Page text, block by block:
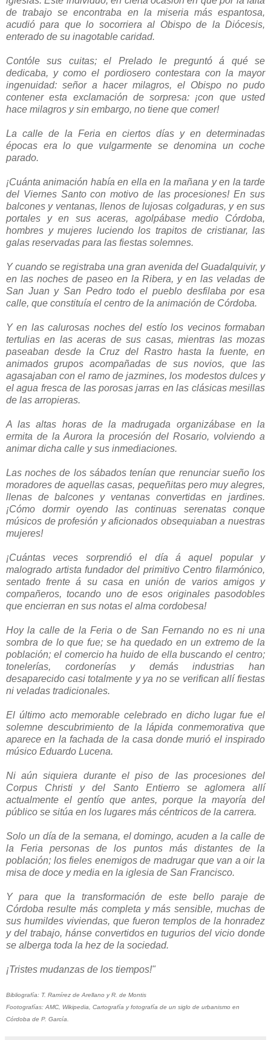
de trabajo se encontraba en la miseria más espantosa,
acudió para que lo socorriera al Obispo de la Diócesis,
enterado de su inagotable caridad.
Contóle sus cuitas; el Prelado le preguntó á qué se
dedicaba, y como el pordiosero contestara con la mayor
ingenuidad: señor a hacer milagros, el Obispo no pudo
contener esta exclamación de sorpresa: ¡con que usted
hace milagros y sin embargo, no tiene que comer!
La calle de la Feria en ciertos días y en determinadas
épocas era lo que vulgarmente se denomina un coche
parado.
¡Cuánta animación había en ella en la mañana y en la tarde
del Viernes Santo con motivo de las procesiones! En sus
balcones y ventanas, llenos de lujosas colgaduras, y en sus
portales y en sus aceras, agolpábase medio Córdoba,
hombres y mujeres luciendo los trapitos de cristianar, las
galas reservadas para las fiestas solemnes.
Y cuando se registraba una gran avenida del Guadalquivir, y
en las noches de paseo en la Ribera, y en las veladas de
San Juan y San Pedro todo el pueblo desfilaba por esa
calle, que constituía el centro de la animación de Córdoba.
Y en las calurosas noches del estío los vecinos formaban
tertulias en las aceras de sus casas, mientras las mozas
paseaban desde la Cruz del Rastro hasta la fuente, en
animados grupos acompañadas de sus novios, que las
agasajaban con el ramo de jazmines, los modestos dulces y
el agua fresca de las porosas jarras en las clásicas mesillas
de las arropieras.
A las altas horas de la madrugada organizábase en la
ermita de la Aurora la procesión del Rosario, volviendo a
animar dicha calle y sus inmediaciones.
Las noches de los sábados tenían que renunciar sueño los
moradores de aquellas casas, pequeñitas pero muy alegres,
llenas de balcones y ventanas convertidas en jardines.
¡Cómo dormir oyendo las continuas serenatas conque
músicos de profesión y aficionados obsequiaban a nuestras
mujeres!
¡Cuántas veces sorprendió el día á aquel popular y
malogrado artista fundador del primitivo Centro filarmónico,
sentado frente á su casa en unión de varios amigos y
compañeros, tocando uno de esos originales pasodobles
que encierran en sus notas el alma cordobesa!
Hoy la calle de la Feria o de San Fernando no es ni una
sombra de lo que fue; se ha quedado en un extremo de la
población; el comercio ha huido de ella buscando el centro;
tonelerías, cordonerías y demás industrias han
desaparecido casi totalmente y ya no se verifican allí fiestas
ni veladas tradicionales.
El último acto memorable celebrado en dicho lugar fue el
solemne descubrimiento de la lápida conmemorativa que
aparece en la fachada de la casa donde murió el inspirado
músico Eduardo Lucena.
Ni aún siquiera durante el piso de las procesiones del
Corpus Christi y del Santo Entierro se aglomera allí
actualmente el gentío que antes, porque la mayoría del
público se sitúa en los lugares más céntricos de la carrera.
Solo un día de la semana, el domingo, acuden a la calle de
la Feria personas de los puntos más distantes de la
población; los fieles enemigos de madrugar que van a oir la
misa de doce y media en la iglesia de San Francisco.
Y para que la transformación de este bello paraje de
Córdoba resulte más completa y más sensible, muchas de
sus humildes viviendas, que fueron templos de la honradez
y del trabajo, hánse convertidos en tugurios del vicio donde
se alberga toda la hez de la sociedad.
¡Tristes mudanzas de los tiempos!"
Bibliografía: T. Ramírez de Arellano y R. de Montis
Footografías: AMC, Wikipedia, Cartografía y fotografía de un siglo de urbanismo en
Córdoba de P. García.